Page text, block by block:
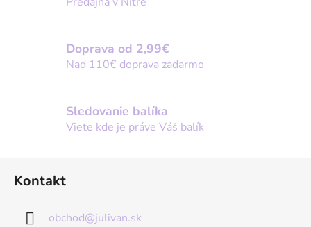
Doprava od 2,99€
Nad 110€ doprava zadarmo
Sledovanie balíka
Viete kde je práve Váš balík
Kontakt
obchod@julivan.sk